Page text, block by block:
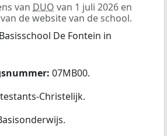
van DUO van 1 juli 2026 en
de website van de school.
Basisschool De Fontein in
07MB00.
Christelijk.